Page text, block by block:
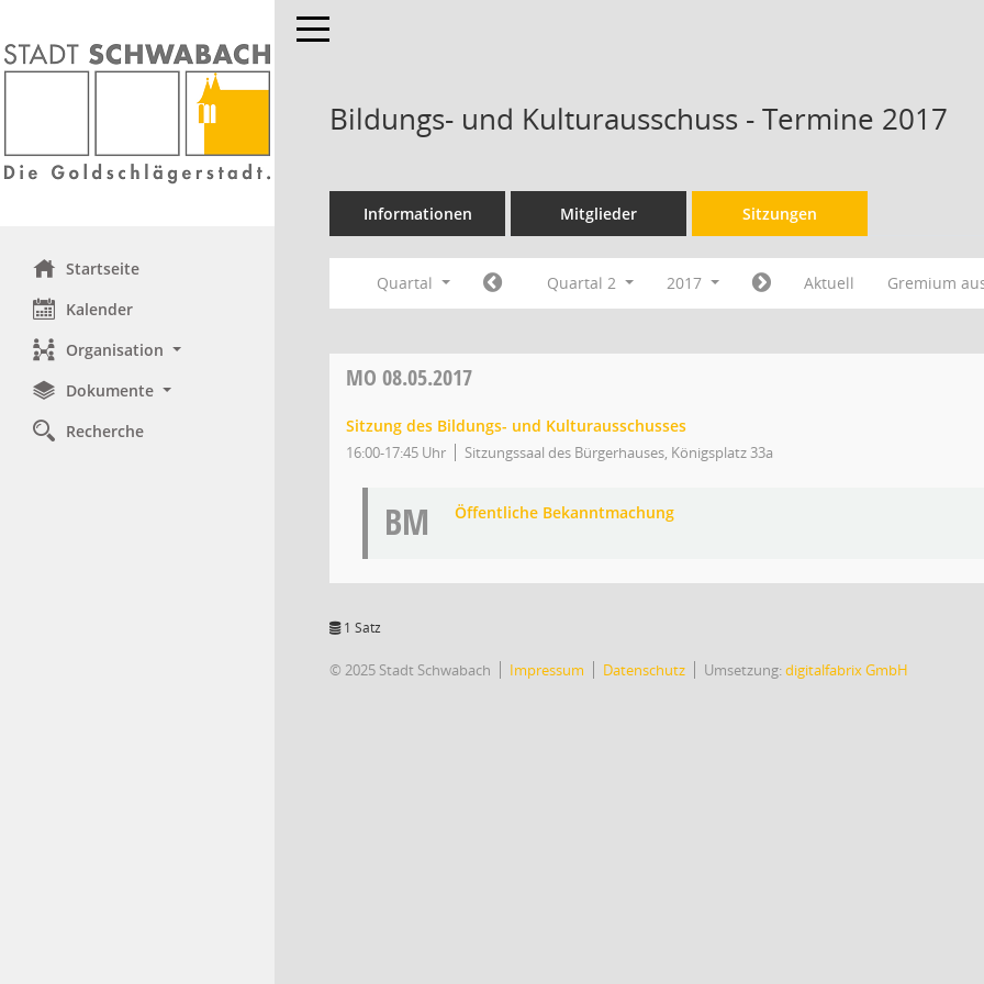
Startseite
Kalender
Organisation
Dokumente
Recherche
Toggle navigation
Bildungs- und Kulturausschuss - Termine 2017
Informationen Mitglieder Sitzungen
Quartal Quartal 2 2017 Aktuell Gremium
MO 08.05.2017
Sitzung des Bildungs- und Kulturausschusses
16:00-17:45 Uhr Sitzungssaal des Bürgerhauses, Königsplatz 33a
BM Öffentliche Bekanntmachung
1 Satz
© 2025 Stadt Schwabach Impressum Datenschutz Umsetzung:digitalfabrix GmbH